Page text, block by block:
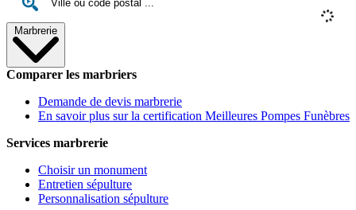
Marbrerie
Comparer les marbriers
Demande de devis marbrerie
En savoir plus sur la certification Meilleures Pompes Funèbres
Services marbrerie
Choisir un monument
Entretien sépulture
Personnalisation sépulture